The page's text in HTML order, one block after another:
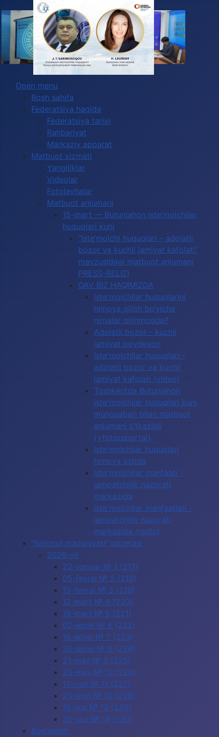
Выберите язык
Open menu
Bosh sahifa
Federatsiya haqida
Federatsiya tarixi
Rahbariyat
Markaziy apparat
Matbuot xizmati
Yangiliklar
Videolar
Fotolavhalar
Matbuot anjumani
15-mart — Butunjahon iste’molchilar
huquqlari kuni
“Iste’molchi huquqlari – adolatli
bozor va kuchli jamiyat kafolati”
mavzusidagi matbuot anjumani
PRESS-RELIZI
OAV BIZ HAQIMIZDA
Iste'molchilar huquqlarini
himoya qilish bo‘yicha
nimalar qilinmoqda?
Adolatli bozor - kuchli
jamiyat poydevori
Iste'molchilar huquqlari -
adolatli bozor va kuchli
jamiyat kafolati (video)
Toshkentda Butunjahon
iste'molchilar huquqlari kuni
munosabati bilan matbuot
anjumani o‘tkazildi
(+fotoreportaj)
Iste’molchilar huquqlari
himoya ostida
Iste'molchilar manfaati -
jamoatchilik nazorati
markazida
Iste'molchilar manfaatlari -
jamoatchilik nazorati
markazida (radio)
"Iste’mol madaniyati" gazetasi
2026-yil
22-yanvar № 1 (217)
05-fevral № 2 (218)
19-fevral № 3 (219)
12-mart № 4 (220)
19-mart № 5 (221)
02-aprel № 6 (222)
16-aprel № 7 (223)
30-aprel № 8 (224)
21-may № 9 (225)
25-may № 10 (226)
11-iyun № 11 (227)
25-iyun № 12 (228)
15-iyul № 13 (229)
30-iyul № 14 (230)
Bog‘lanish
2027-yilda Global Congress O‘zbekistonda
o‘tkazilishi kutilmoqda